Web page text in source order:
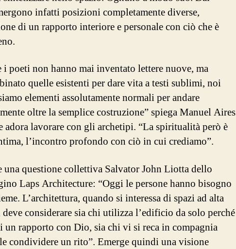
infatti posizioni completamente diverse,
di un rapporto interiore e personale con ciò che è
i poeti non hanno mai inventato lettere nuove, ma
quelle esistenti per dare vita a testi sublimi, noi
elementi assolutamente normali per andare
oltre la semplice costruzione” spiega Manuel Aires
adora lavorare con gli archetipi. “La spiritualità però è
l’incontro profondo con ciò in cui crediamo”.
una questione collettiva Salvator John Liotta dello
Laps Architecture: “Oggi le persone hanno bisogno
L’architettura, quando si interessa di spazi ad alta
considerare sia chi utilizza l’edificio da solo perché
un rapporto con Dio, sia chi vi si reca in compagnia
condividere un rito”. Emerge quindi una visione